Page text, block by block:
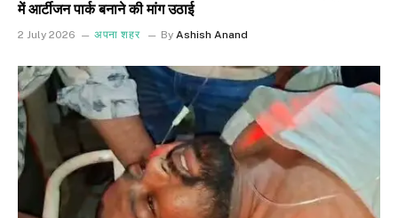
में आर्टीजन पार्क बनाने की मांग उठाई
2 July 2026 अपना शहर By Ashish Anand